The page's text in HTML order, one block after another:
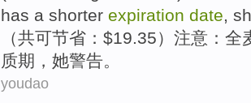
has a shorter expiration date,
（共可节省 ：$19.35） 注意 ： 全
质期 ， 她警告。
youdao